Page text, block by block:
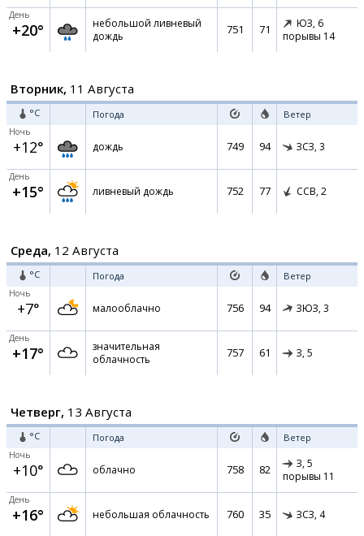
День
+20°
небольшой ливневый
дождь
751 71 ЮЗ, 6
порывы 14
Вторник, 11 Августа
°C Погода Ветер
Ночь
+12° дождь 749 94 ЗСЗ, 3
День
+15° ливневый дождь 752 77 ССВ, 2
Среда, 12 Августа
°C Погода Ветер
Ночь
+7° малооблачно 756 94 ЗЮЗ, 3
День
+17°
значительная
облачность
757 61 З, 5
Четверг, 13 Августа
°C Погода Ветер
Ночь
+10° облачно 758 82 З, 5
порывы 11
День
+16° небольшая облачность 760 35 ЗСЗ, 4